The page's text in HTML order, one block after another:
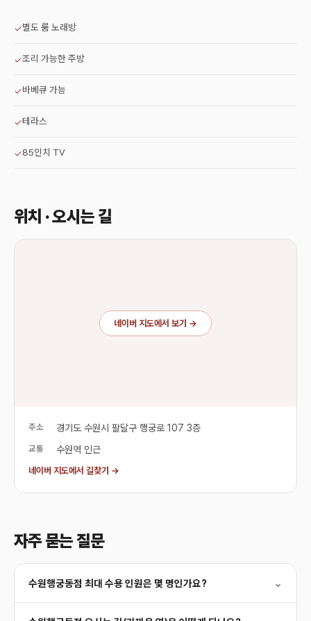
✓별도 룸 노래방
✓조리 가능한 주방
✓바베큐 가능
✓테라스
✓85인치 TV
위치 · 오시는 길
네이버 지도에서 보기 →
주소 경기도 수원시 팔달구 행궁로 107 3층
교통 수원역 인근
네이버 지도에서 길찾기 →
자주 묻는 질문
수원행궁동점 최대 수용 인원은 몇 명인가요? ⌄